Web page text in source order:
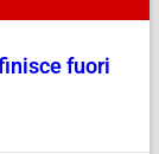
fuori